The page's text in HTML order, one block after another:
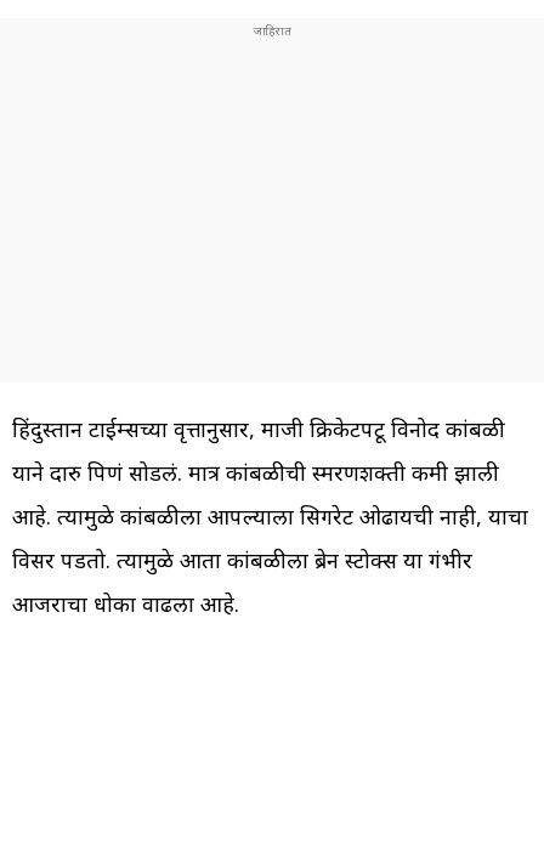
हिंदुस्तान टाईम्सच्या वृत्तानुसार, माजी क्रिकेटपटू विनोद कांबळी
याने दारु पिणं सोडलं. मात्र कांबळीची स्मरणशक्ती कमी झाली
आहे. त्यामुळे कांबळीला आपल्याला सिगरेट ओढायची नाही, याचा
विसर पडतो. त्यामुळे आता कांबळीला ब्रेन स्टोक्स या गंभीर
आजराचा धोका वाढला आहे.